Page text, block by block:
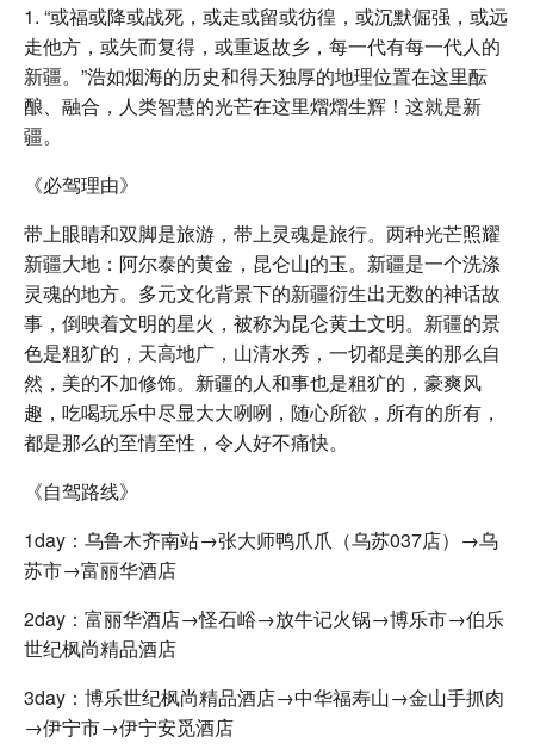
1. “或福或降或战死，或走或留或彷徨，或沉默倔强，或远
走他方，或失而复得，或重返故乡，每一代有每一代人的
新疆。”浩如烟海的历史和得天独厚的地理位置在这里酝
酿、融合，人类智慧的光芒在这里熠熠生辉！这就是新
疆。
《必驾理由》
带上眼睛和双脚是旅游，带上灵魂是旅行。两种光芒照耀
新疆大地：阿尔泰的黄金，昆仑山的玉。新疆是一个洗涤
灵魂的地方。多元文化背景下的新疆衍生出无数的神话故
事，倒映着文明的星火，被称为昆仑黄土文明。新疆的景
色是粗犷的，天高地广，山清水秀，一切都是美的那么自
然，美的不加修饰。新疆的人和事也是粗犷的，豪爽风
趣，吃喝玩乐中尽显大大咧咧，随心所欲，所有的所有，
都是那么的至情至性，令人好不痛快。
《自驾路线》
1day：乌鲁木齐南站→张大师鸭爪爪（乌苏037店）→乌
苏市→富丽华酒店
2day：富丽华酒店→怪石峪→放牛记火锅→博乐市→伯乐
世纪枫尚精品酒店
3day：博乐世纪枫尚精品酒店→中华福寿山→金山手抓肉
→伊宁市→伊宁安觅酒店